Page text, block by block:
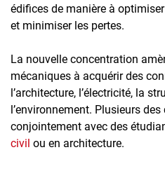
édifices de manière à
et minimiser les pertes.
La nouvelle concentration
mécaniques à acquérir des
l’architecture, l’électricité, la
l’environnement. Plusieurs
conjointement avec des
civil ou en architecture.